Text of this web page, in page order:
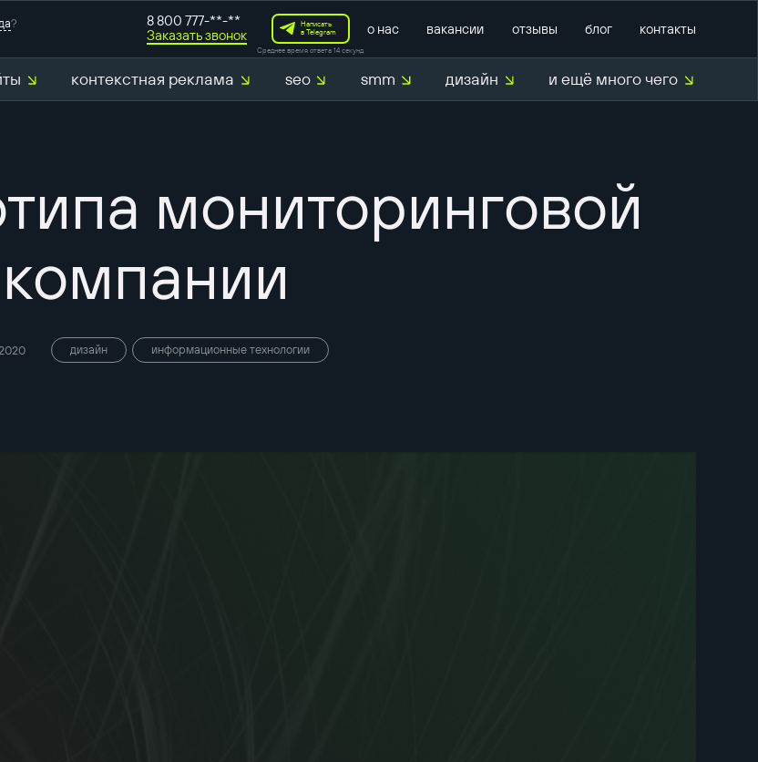
?
8 800 777-**-**
Заказать звонок
Написать
в Telegram
Среднее время ответа 14 секунд
о нас вакансии отзывы блог контакты
контекстная реклама seo smm дизайн и ещё много чего
мониторинговой
компании
дизайн информационные технологии